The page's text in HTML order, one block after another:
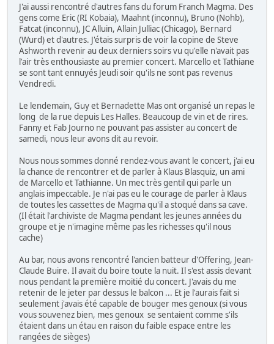
J'ai aussi rencontré d'autres fans du forum Franch Magma. Des
gens come Eric (RI Kobaia), Maahnt (inconnu), Bruno (Nohb),
Fatcat (inconnu), JC Alluin, Allain Julliac (Chicago), Bernard
(Wurd) et d'autres. J'étais surpris de voir la copine de Steve
Ashworth revenir au deux derniers soirs vu qu'elle n'avait pas
l'air très enthousiaste au premier concert. Marcello et Tathiane
se sont tant ennuyés Jeudi soir qu'ils ne sont pas revenus
Vendredi.
Le lendemain, Guy et Bernadette Mas ont organisé un repas le
long de la rue depuis Les Halles. Beaucoup de vin et de rires.
Fanny et Fab Journo ne pouvant pas assister au concert de
samedi, nous leur avons dit au revoir.
Nous nous sommes donné rendez-vous avant le concert, j'ai eu
la chance de rencontrer et de parler à Klaus Blasquiz, un ami
de Marcello et Tathianne. Un mec très gentil qui parle un
anglais impeccable. Je n'ai pas eu le courage de parler à Klaus
de toutes les cassettes de Magma qu'il a stoqué dans sa cave.
(Il était l'archiviste de Magma pendant les jeunes années du
groupe et je n'imagine même pas les richesses qu'il nous
cache)
Au bar, nous avons rencontré l'ancien batteur d'Offering, Jean-
Claude Buire. Il avait du boire toute la nuit. Il s'est assis devant
nous pendant la première moitié du concert. J'avais du me
retenir de le jeter par dessus le balcon ... Et je l'aurais fait si
seulement j'avais été capable de bouger mes genoux (si vous
vous souvenez bien, mes genoux se sentaient comme s'ils
étaient dans un étau en raison du faible espace entre les
rangées de sièges)